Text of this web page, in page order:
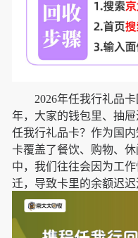
2026年任我行礼品卡
年，大家的钱包里、抽
任我行礼品卡？作为国
卡覆盖了餐饮、购物、
中，我们往往会因为工
迁，导致卡里的余额迟迟